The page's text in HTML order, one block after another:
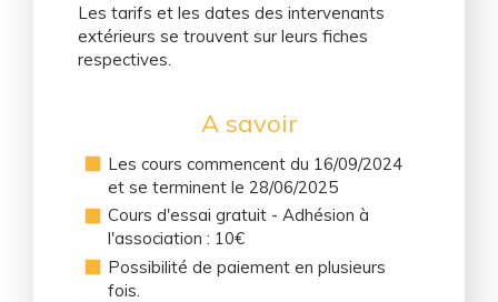
Les tarifs et les dates des intervenants
extérieurs se trouvent sur leurs fiches
respectives.
A savoir
Les cours commencent du 16/09/2024
et se terminent le 28/06/2025
Cours d'essai gratuit - Adhésion à
l'association : 10€
Possibilité de paiement en plusieurs
fois.